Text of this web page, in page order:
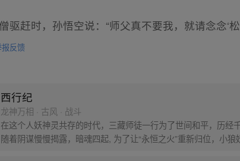
驱赶时，孙悟空说：“师父真不要我，就请念念‘
反馈
西行纪
龙神万相 · 古风 · 战斗
在这个人妖神灵共存的时代，三藏师徒一行为了世间和平，历经
随着阴谋慢慢揭露，暗魂四起, 为了让“永恒之火”重新归位，小